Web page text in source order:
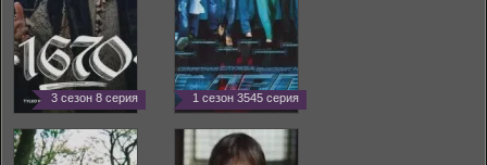
3 сезон 8 серия 1 сезон 3545 серия